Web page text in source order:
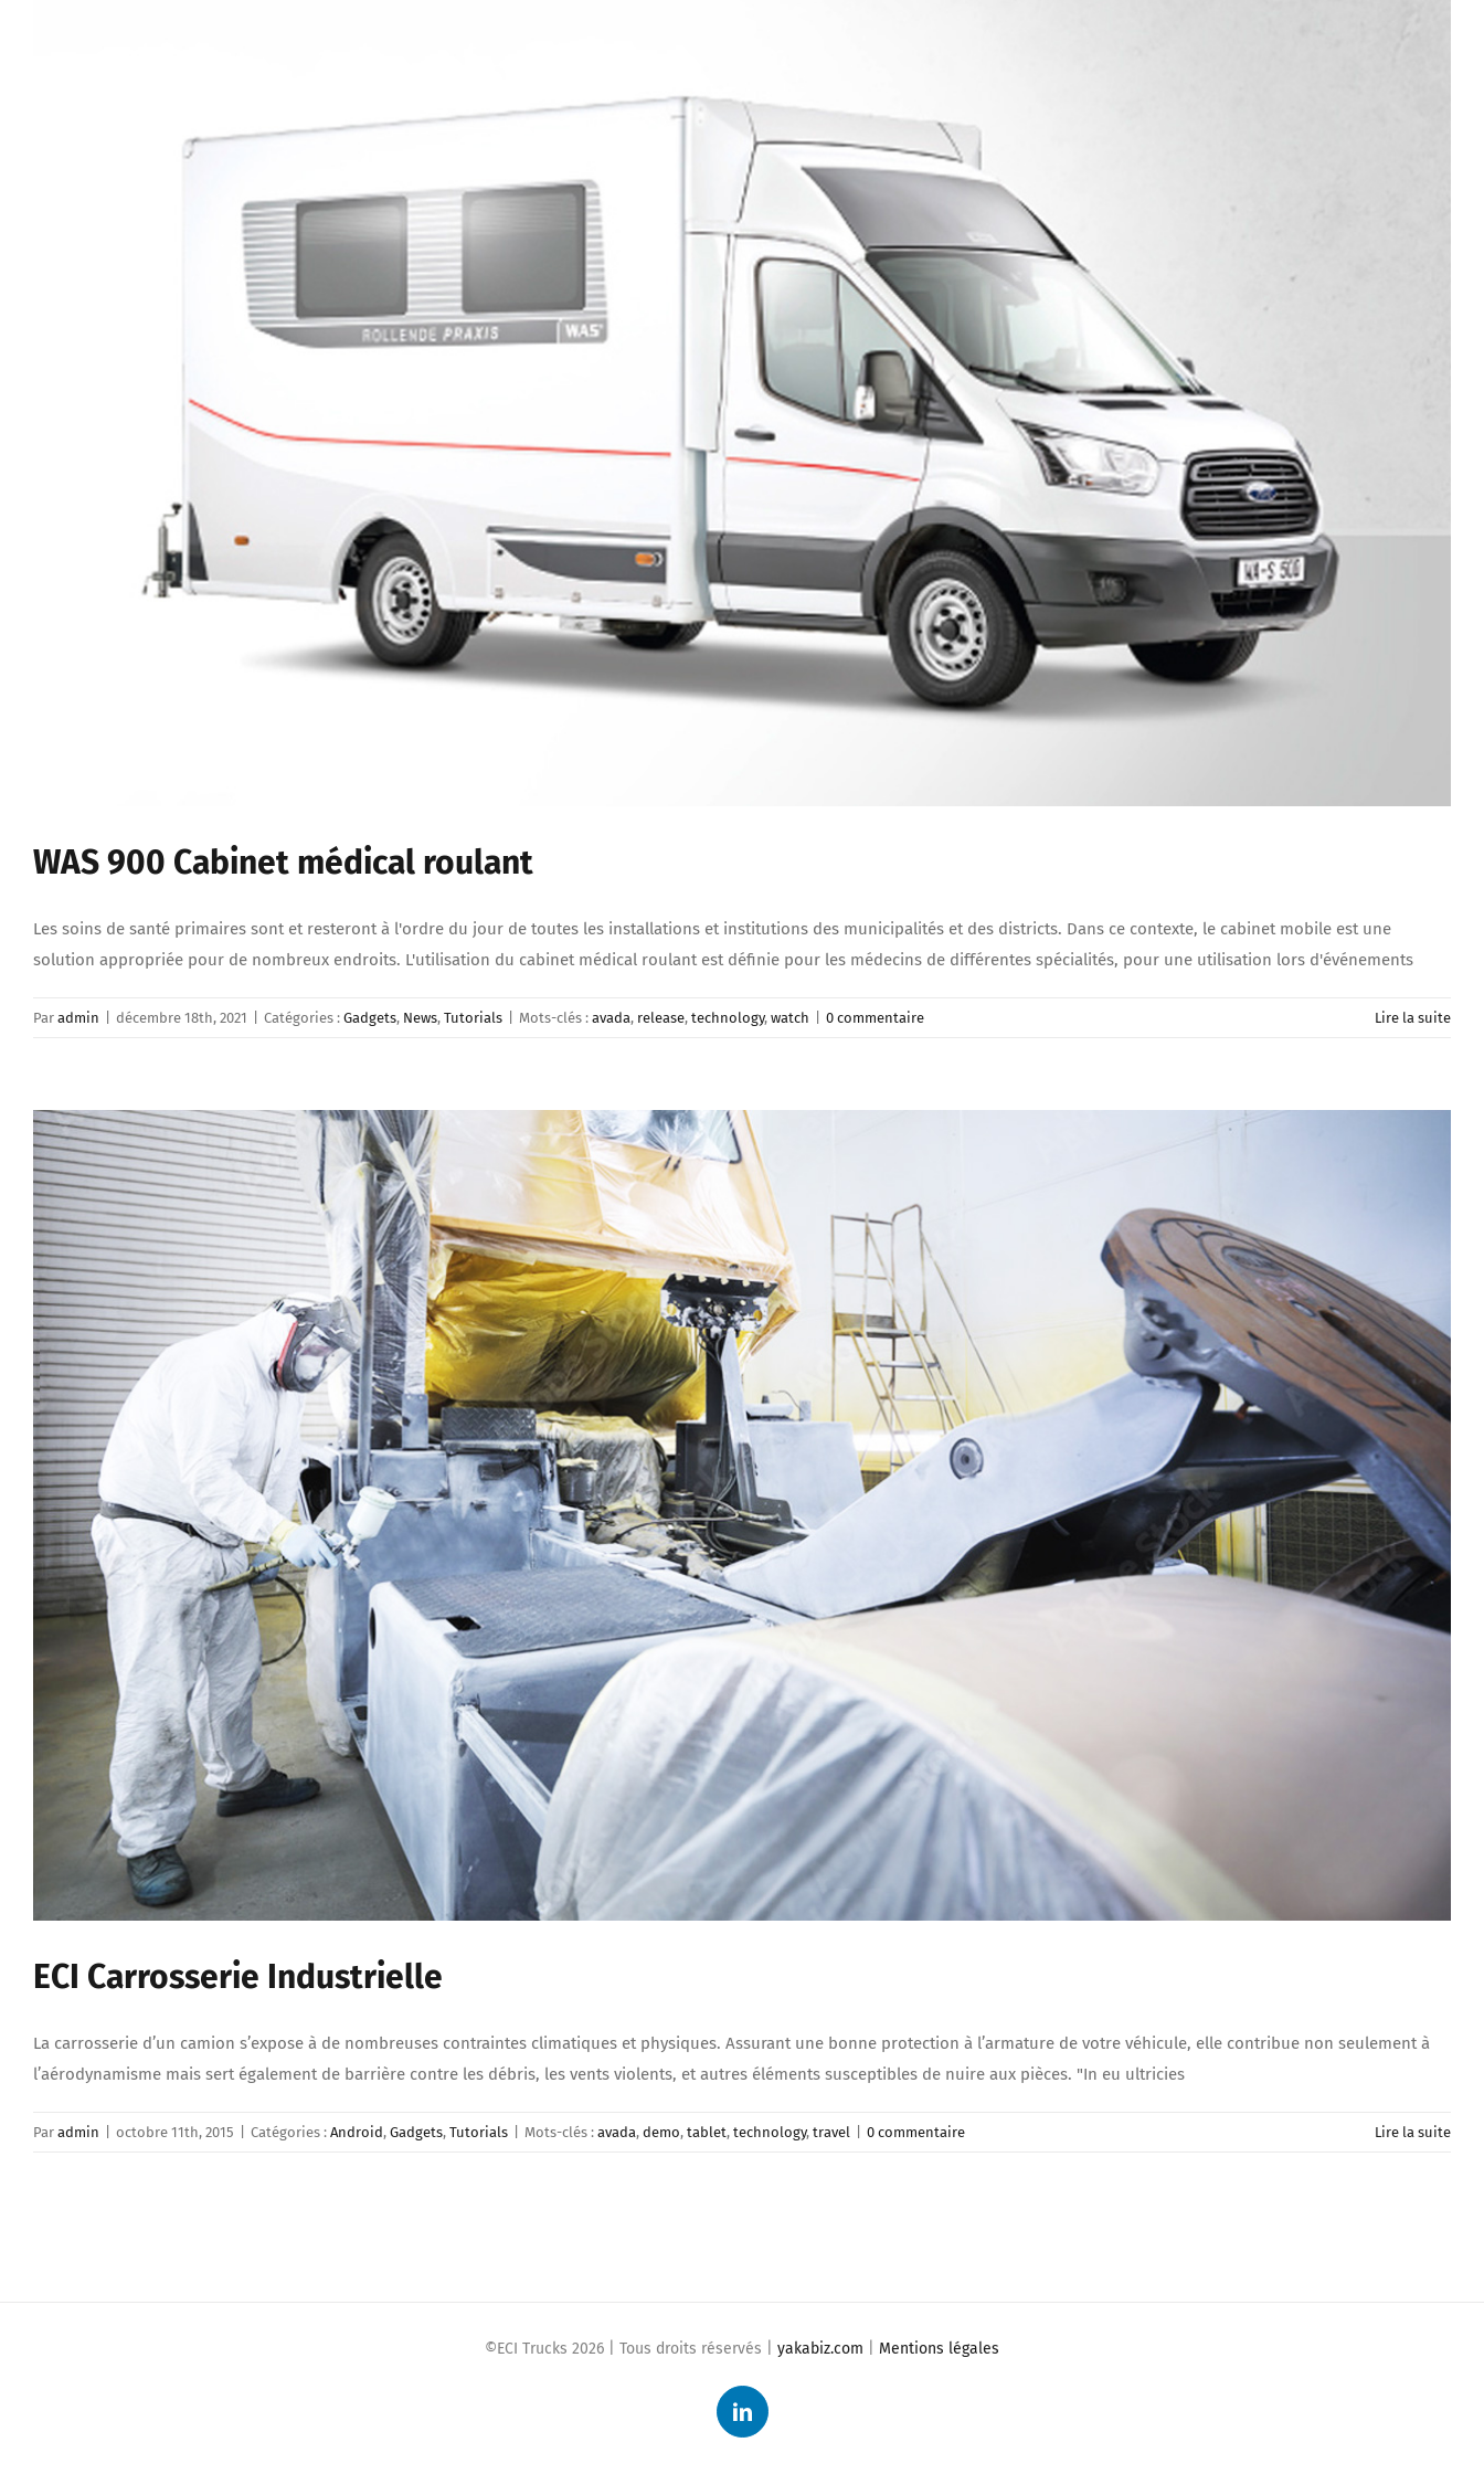
WAS 900 Cabinet médical roulant
Les soins de santé primaires sont et resteront à l'ordre du jour de toutes les installations et institutions des municipalités et des districts. Dans ce contexte, le cabinet mobile est une
solution appropriée pour de nombreux endroits. L'utilisation du cabinet médical roulant est définie pour les médecins de différentes spécialités, pour une utilisation lors d'événements
Par admin décembre 18th, 2021 Catégories : Gadgets, News, Tutorials Mots-clés : avada, release, technology, watch 0 commentaire Lire la suite
ECI Carrosserie Industrielle
La carrosserie d’un camion s’expose à de nombreuses contraintes climatiques et physiques. Assurant une bonne protection à l’armature de votre véhicule, elle contribue non seulement à
l’aérodynamisme mais sert également de barrière contre les débris, les vents violents, et autres éléments susceptibles de nuire aux pièces. "In eu ultricies
Par admin octobre 11th, 2015 Catégories : Android, Gadgets, Tutorials Mots-clés : avada, demo, tablet, technology, travel 0 commentaire Lire la suite
©ECI Trucks 2026 | Tous droits réservés | yakabiz.com Mentions légales
LinkedIn